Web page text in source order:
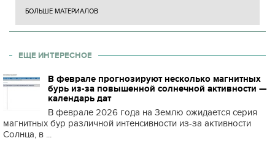
БОЛЬШЕ МАТЕРИАЛОВ
ЕЩЕ ИНТЕРЕСНОЕ
В феврале прогнозируют несколько магнитных
бурь из-за повышенной солнечной активности —
календарь дат
В феврале 2026 года на Землю ожидается серия
магнитных бур различной интенсивности из-за активности
Солнца, в ...